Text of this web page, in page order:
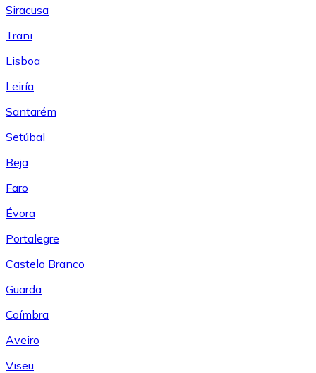
Siracusa
Trani
Lisboa
Leiría
Santarém
Setúbal
Beja
Faro
Évora
Portalegre
Castelo Branco
Guarda
Coímbra
Aveiro
Viseu